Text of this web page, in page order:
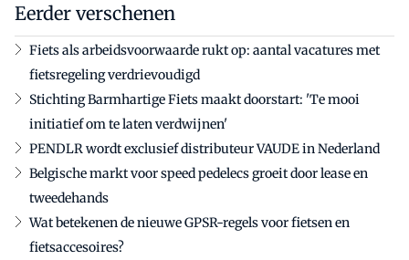
Eerder verschenen
Fiets als arbeidsvoorwaarde rukt op: aantal vacatures met
fietsregeling verdrievoudigd
Stichting Barmhartige Fiets maakt doorstart: 'Te mooi
initiatief om te laten verdwijnen'
PENDLR wordt exclusief distributeur VAUDE in Nederland
Belgische markt voor speed pedelecs groeit door lease en
tweedehands
Wat betekenen de nieuwe GPSR-regels voor fietsen en
fietsaccesoires?